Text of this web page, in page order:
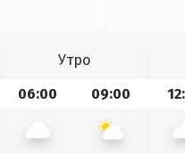
Утро
06:00 09:00